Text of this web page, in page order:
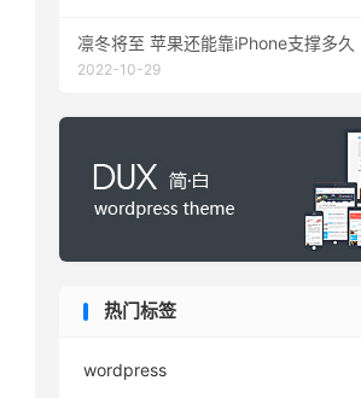
凛冬将至 苹果还能靠iPhone支撑多久
2022-10-29
热门标签
wordpress